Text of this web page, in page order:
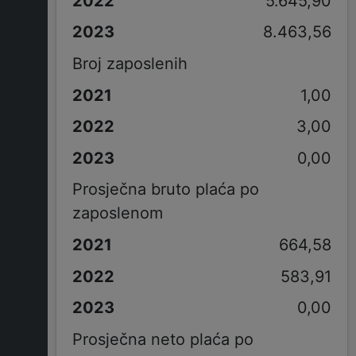
8.463,56
Broj zaposlenih
1,00
3,00
0,00
Prosječna bruto plaća po
zaposlenom
664,58
583,91
0,00
Prosječna neto plaća po